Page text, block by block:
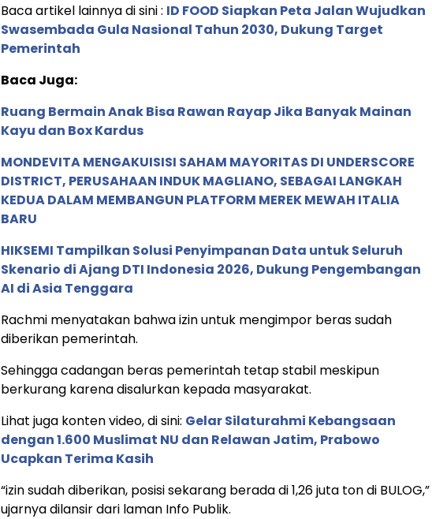
Baca artikel lainnya di sini : ID FOOD Siapkan Peta Jalan Wujudkan
Swasembada Gula Nasional Tahun 2030, Dukung Target
Pemerintah
Baca Juga:
Ruang Bermain Anak Bisa Rawan Rayap Jika Banyak Mainan
Kayu dan Box Kardus
MONDEVITA MENGAKUISISI SAHAM MAYORITAS DI UNDERSCORE
DISTRICT, PERUSAHAAN INDUK MAGLIANO, SEBAGAI LANGKAH
KEDUA DALAM MEMBANGUN PLATFORM MEREK MEWAH ITALIA
BARU
HIKSEMI Tampilkan Solusi Penyimpanan Data untuk Seluruh
Skenario di Ajang DTI Indonesia 2026, Dukung Pengembangan
AI di Asia Tenggara
Rachmi menyatakan bahwa izin untuk mengimpor beras sudah
diberikan pemerintah.
Sehingga cadangan beras pemerintah tetap stabil meskipun
berkurang karena disalurkan kepada masyarakat.
Lihat juga konten video, di sini: Gelar Silaturahmi Kebangsaan
dengan 1.600 Muslimat NU dan Relawan Jatim, Prabowo
Ucapkan Terima Kasih
“izin sudah diberikan, posisi sekarang berada di 1,26 juta ton di BULOG,”
ujarnya dilansir dari laman Info Publik.